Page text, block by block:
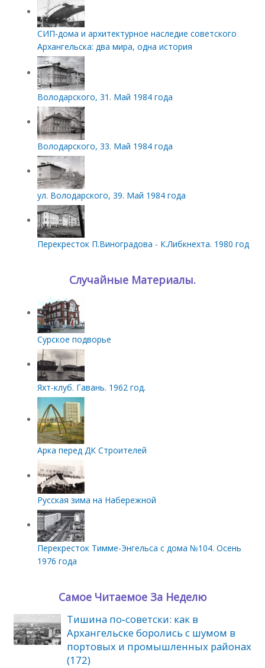
СИП‑дома и архитектурное наследие советского
Архангельска: два мира, одна история
Володарского, 31. Май 1984 года
Володарского, 33. Май 1984 года
ул. Володарского, 39. Май 1984 года
Перекресток П.Виноградова - К.Либкнехта. 1980 год
Случайные Материалы.
Сурское подворье
Яхт-клуб. Гавань. 1962 год.
Арка перед ДК Строителей
Русская зима на Набережной
Перекресток Тимме-Энгельса с дома №104. Осень
1976 года
Самое Читаемое За Неделю
Тишина по‑советски: как в
Архангельске боролись с шумом в
портовых и промышленных районах
(172)